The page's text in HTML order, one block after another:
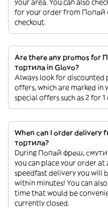
for your order from Попай
checkout.
Are there any promos for
тортила in Glovo?
Always look for discounted
offers, which are marked in
special offers such as 2 for
When can I order delivery
тортила?
During Попай фреш, смути
you can place your order at
speedfast delivery you will
within minutes! You can
time that would be
currently closed.